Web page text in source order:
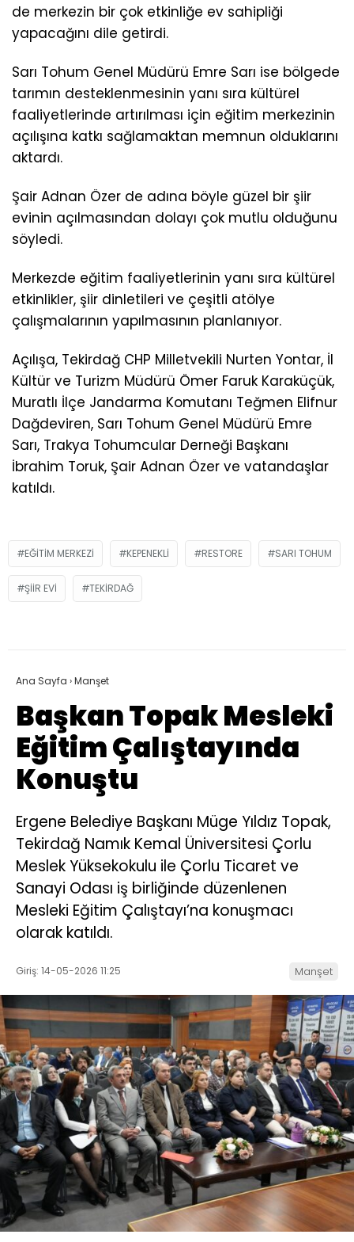
de merkezin bir çok etkinliğe ev sahipliği
yapacağını dile getirdi.
Sarı Tohum Genel Müdürü Emre Sarı ise bölgede
tarımın desteklenmesinin yanı sıra kültürel
faaliyetlerinde artırılması için eğitim merkezinin
açılışına katkı sağlamaktan memnun olduklarını
aktardı.
Şair Adnan Özer de adına böyle güzel bir şiir
evinin açılmasından dolayı çok mutlu olduğunu
söyledi.
Merkezde eğitim faaliyetlerinin yanı sıra kültürel
etkinlikler, şiir dinletileri ve çeşitli atölye
çalışmalarının yapılmasının planlanıyor.
Açılışa, Tekirdağ CHP Milletvekili Nurten Yontar, İl
Kültür ve Turizm Müdürü Ömer Faruk Karaküçük,
Muratlı İlçe Jandarma Komutanı Teğmen Elifnur
Dağdeviren, Sarı Tohum Genel Müdürü Emre
Sarı, Trakya Tohumcular Derneği Başkanı
İbrahim Toruk, Şair Adnan Özer ve vatandaşlar
katıldı.
EĞITIM MERKEZI KEPENEKLI RESTORE SARI TOHUM
ŞIIR EVI TEKIRDAĞ
Ana Sayfa ›Manşet
Başkan Topak Mesleki
Eğitim Çalıştayında
Konuştu
Ergene Belediye Başkanı Müge Yıldız Topak,
Tekirdağ Namık Kemal Üniversitesi Çorlu
Meslek Yüksekokulu ile Çorlu Ticaret ve
Sanayi Odası iş birliğinde düzenlenen
Mesleki Eğitim Çalıştayı’na konuşmacı
olarak katıldı.
Giriş: 14-05-2026 11:25 Manşet